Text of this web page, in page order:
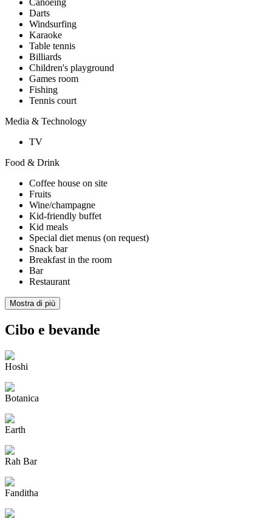
Darts
Windsurfing
Karaoke
Table tennis
Billiards
Children's playground
Games room
Fishing
Tennis court
Media & Technology
TV
Food & Drink
Coffee house on site
Fruits
Wine/champagne
Kid-friendly buffet
Kid meals
Special diet menus (on request)
Snack bar
Breakfast in the room
Bar
Restaurant
Mostra di più
Cibo e bevande
Hoshi
Botanica
Earth
Rah Bar
Fanditha